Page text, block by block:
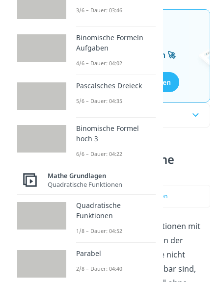
Wissen mit unseren
kostenlosen Aufgaben 🚀
Aufgaben entdecken
Permutation ohne
Wiederholung
zum Video springen
Während es bei Permutationen mit
Wiederholung Elemente in der
Ausgangsmenge gibt, die nicht
voneinander unterscheidbar sind,
3/6 – Dauer: 03:46
Binomische Formeln
Aufgaben
4/6 – Dauer: 04:02
Pascalsches Dreieck
5/6 – Dauer: 04:35
Binomische Formel
hoch 3
6/6 – Dauer: 04:22
Mathe Grundlagen
Quadratische Funktionen
Quadratische
Funktionen
1/8 – Dauer: 04:52
Parabel
2/8 – Dauer: 04:40